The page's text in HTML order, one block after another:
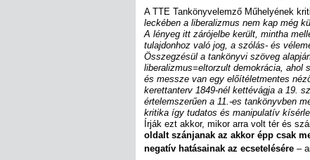
A TTE Tankönyvelemző Műhelyének
leckében a liberalizmus nem kap még
A lényeg itt zárójelbe került, mintha
tulajdonhoz való jog, a szólás- és
Összegzésül a tankönyvi szöveg
liberalizmus=eltorzult demokrácia, ahol
és messze van egy előítéletmentes
kerettanterv 1849-nél kettévágja a 19.
értelemszerűen a 11.-es tankönyvben
kritika így tudatos és manipulatív
Írják ezt akkor, mikor arra volt tér és
oldalt szánjanak az akkor épp csak
negatív hatásainak az ecsetelésére –